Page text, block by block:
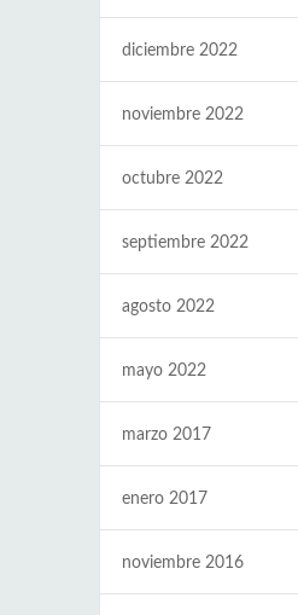
diciembre 2022
noviembre 2022
octubre 2022
septiembre 2022
agosto 2022
mayo 2022
marzo 2017
enero 2017
noviembre 2016